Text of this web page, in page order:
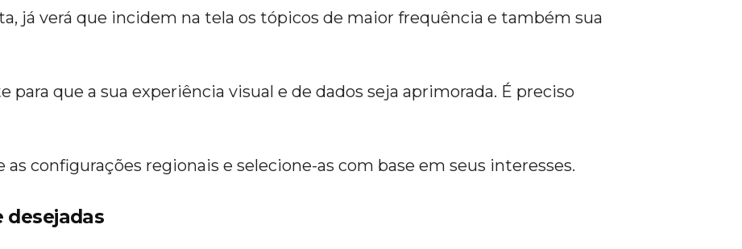
já verá que incidem na tela os tópicos de maior frequência e também sua
para que a sua experiência visual e de dados seja aprimorada. É preciso
configurações regionais e selecione-as com base em seus interesses.
desejadas